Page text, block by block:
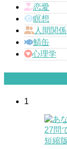
恋愛
瞑想
人間関係
鯖缶
心理学
1